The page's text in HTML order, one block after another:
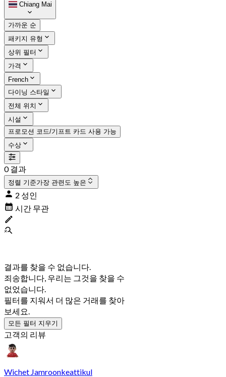
Chiang Mai
가까운 순
패키지 유형
상위 필터
가격
French
다이닝 스타일
전체 위치
시설
프로모션 코드/기프트 카드 사용 가능
수상
0 결과
정렬 기준가장 관련도 높은
2 성인
시간 무관
결과를 찾을 수 없습니다.
죄송합니다, 우리는 그것을 찾을 수
없었습니다.
필터를 지워서 더 많은 거래를 찾아
보세요.
모든 필터 지우기
고객의 리뷰
Wichet Jamroonkeattikul